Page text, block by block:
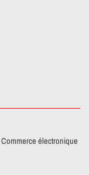
Commerce électronique